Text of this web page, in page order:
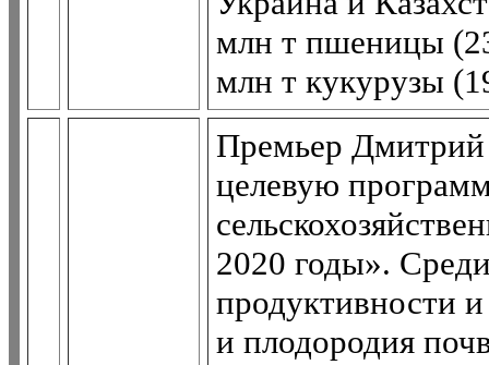
млн т пшеницы
млн т кукурузы
Премьер Дмитрий
целевую
2020 годы».
продуктивности и
и плодородия